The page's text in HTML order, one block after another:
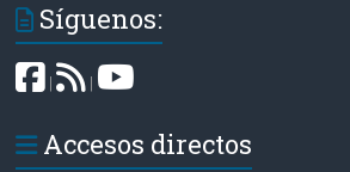
Síguenos:
|
Accesos directos